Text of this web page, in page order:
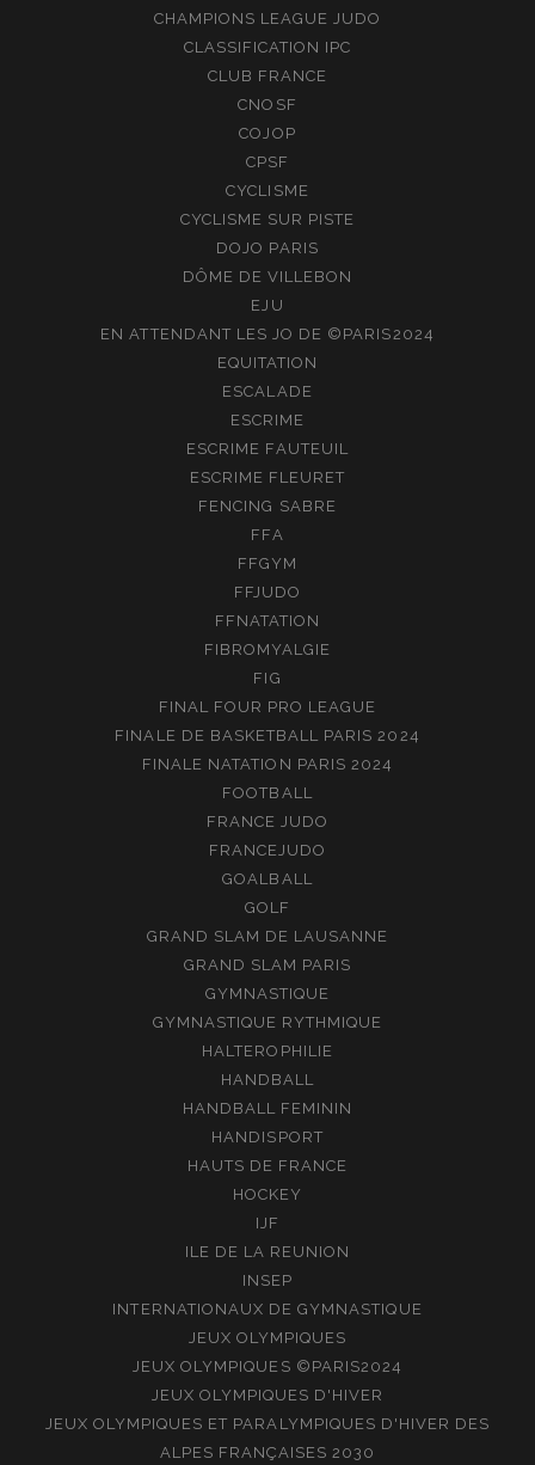
CHAMPIONS LEAGUE JUDO
CLASSIFICATION IPC
CLUB FRANCE
CNOSF
COJOP
CPSF
CYCLISME
CYCLISME SUR PISTE
DOJO PARIS
DÔME DE VILLEBON
EJU
EN ATTENDANT LES JO DE ©PARIS2024
EQUITATION
ESCALADE
ESCRIME
ESCRIME FAUTEUIL
ESCRIME FLEURET
FENCING SABRE
FFA
FFGYM
FFJUDO
FFNATATION
FIBROMYALGIE
FIG
FINAL FOUR PRO LEAGUE
FINALE DE BASKETBALL PARIS 2024
FINALE NATATION PARIS 2024
FOOTBALL
FRANCE JUDO
FRANCEJUDO
GOALBALL
GOLF
GRAND SLAM DE LAUSANNE
GRAND SLAM PARIS
GYMNASTIQUE
GYMNASTIQUE RYTHMIQUE
HALTEROPHILIE
HANDBALL
HANDBALL FEMININ
HANDISPORT
HAUTS DE FRANCE
HOCKEY
IJF
ILE DE LA REUNION
INSEP
INTERNATIONAUX DE GYMNASTIQUE
JEUX OLYMPIQUES
JEUX OLYMPIQUES ©PARIS2024
JEUX OLYMPIQUES D'HIVER
JEUX OLYMPIQUES ET PARALYMPIQUES D'HIVER DES
ALPES FRANÇAISES 2030